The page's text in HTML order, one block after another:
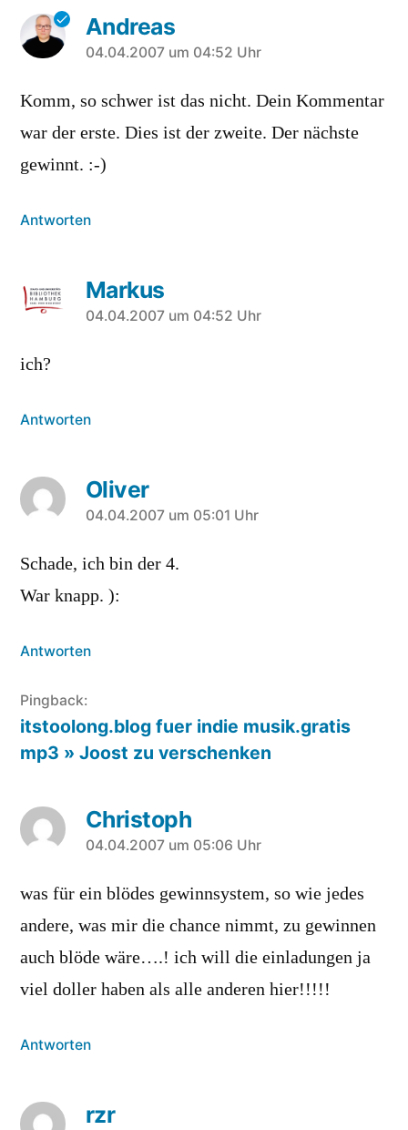
Andreas
sagt:
04.04.2007 um 04:52 Uhr
Komm, so schwer ist das nicht. Dein Kommentar
war der erste. Dies ist der zweite. Der nächste
gewinnt. :-)
Antworten
Markus
sagt:
04.04.2007 um 04:52 Uhr
ich?
Antworten
Oliver
sagt:
04.04.2007 um 05:01 Uhr
Schade, ich bin der 4.
War knapp. ):
Antworten
Pingback:
itstoolong.blog fuer indie musik.gratis
mp3 » Joost zu verschenken
Christoph
sagt:
04.04.2007 um 05:06 Uhr
was für ein blödes gewinnsystem, so wie jedes
andere, was mir die chance nimmt, zu gewinnen
auch blöde wäre….! ich will die einladungen ja
viel doller haben als alle anderen hier!!!!!
Antworten
rzr